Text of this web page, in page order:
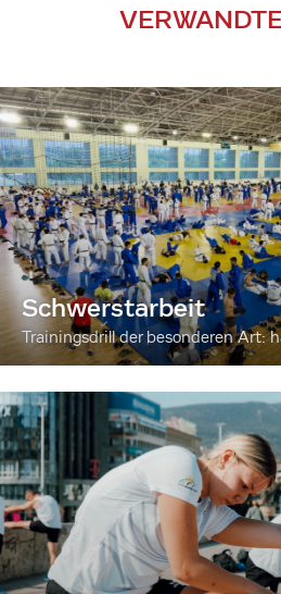
Schwerstarbeit
Trainingsdrill der besonderen Art: